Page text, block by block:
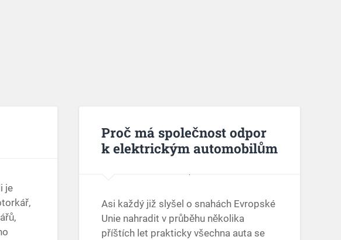
je
Proč má společnost odpor
k elektrickým automobilům
Asi každý již slyšel o snahách Evropské
Unie nahradit v průběhu několika
příštích let prakticky všechna auta se